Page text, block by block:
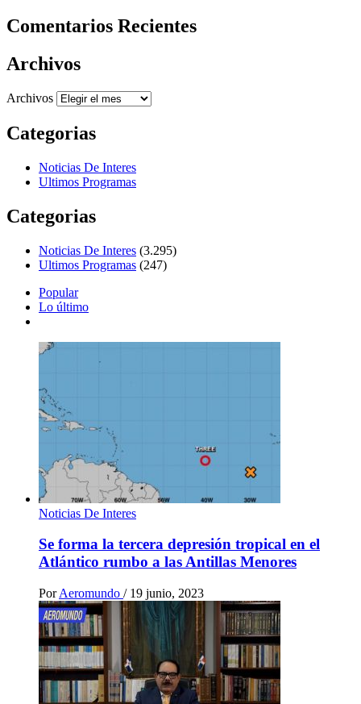
Comentarios Recientes
Archivos
Archivos
Categorias
Noticias De Interes
Ultimos Programas
Categorias
Noticias De Interes (3.295)
Ultimos Programas (247)
Popular
Lo último
Noticias De Interes
Se forma la tercera depresión tropical en el
Atlántico rumbo a las Antillas Menores
Por Aeromundo / 19 junio, 2023